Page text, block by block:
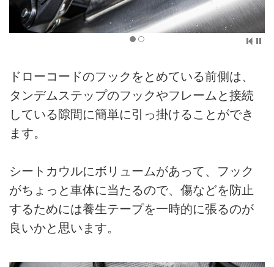
ドローコードのフックをとめている前側は、
タンデムステップのフックやフレームと接続
している隙間に簡単に引っ掛けることができ
ます。
シートカウルにボリュームがあって、フック
がちょっと車体に当たるので、傷などを防止
するためには養生テープを一時的に張るのが
良いかと思います。